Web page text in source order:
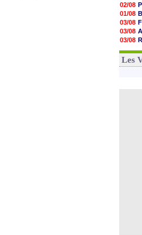
02/08
01/08
03/08
03/08
03/08
31/07
Les